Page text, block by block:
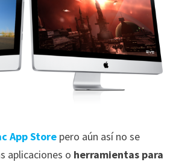
App Storepero aún así no se
aplicaciones o herramientas para